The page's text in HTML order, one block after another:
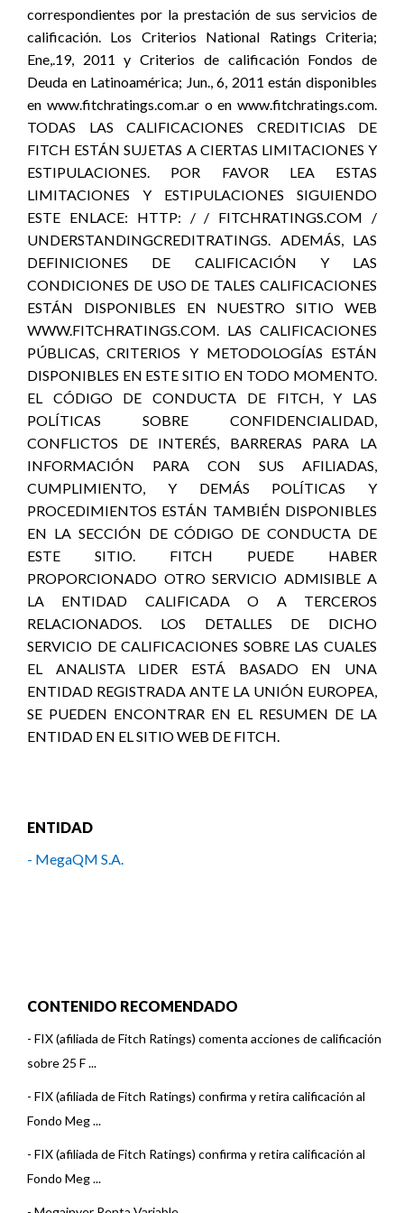
correspondientes por la prestación de sus servicios de
calificación. Los Criterios National Ratings Criteria;
Ene,.19, 2011 y Criterios de calificación Fondos de
Deuda en Latinoamérica; Jun., 6, 2011 están disponibles
en www.fitchratings.com.ar o en www.fitchratings.com.
TODAS LAS CALIFICACIONES CREDITICIAS DE
FITCH ESTÁN SUJETAS A CIERTAS LIMITACIONES Y
ESTIPULACIONES. POR FAVOR LEA ESTAS
LIMITACIONES Y ESTIPULACIONES SIGUIENDO
ESTE ENLACE: HTTP: / / FITCHRATINGS.COM /
UNDERSTANDINGCREDITRATINGS. ADEMÁS, LAS
DEFINICIONES DE CALIFICACIÓN Y LAS
CONDICIONES DE USO DE TALES CALIFICACIONES
ESTÁN DISPONIBLES EN NUESTRO SITIO WEB
WWW.FITCHRATINGS.COM. LAS CALIFICACIONES
PÚBLICAS, CRITERIOS Y METODOLOGÍAS ESTÁN
DISPONIBLES EN ESTE SITIO EN TODO MOMENTO.
EL CÓDIGO DE CONDUCTA DE FITCH, Y LAS
POLÍTICAS SOBRE CONFIDENCIALIDAD,
CONFLICTOS DE INTERÉS, BARRERAS PARA LA
INFORMACIÓN PARA CON SUS AFILIADAS,
CUMPLIMIENTO, Y DEMÁS POLÍTICAS Y
PROCEDIMIENTOS ESTÁN TAMBIÉN DISPONIBLES
EN LA SECCIÓN DE CÓDIGO DE CONDUCTA DE
ESTE SITIO. FITCH PUEDE HABER
PROPORCIONADO OTRO SERVICIO ADMISIBLE A
LA ENTIDAD CALIFICADA O A TERCEROS
RELACIONADOS. LOS DETALLES DE DICHO
SERVICIO DE CALIFICACIONES SOBRE LAS CUALES
EL ANALISTA LIDER ESTÁ BASADO EN UNA
ENTIDAD REGISTRADA ANTE LA UNIÓN EUROPEA,
SE PUEDEN ENCONTRAR EN EL RESUMEN DE LA
ENTIDAD EN EL SITIO WEB DE FITCH.
ENTIDAD
- MegaQM S.A.
CONTENIDO RECOMENDADO
- FIX (afiliada de Fitch Ratings) comenta acciones de calificación
sobre 25 F ...
- FIX (afiliada de Fitch Ratings) confirma y retira calificación al
Fondo Meg ...
- FIX (afiliada de Fitch Ratings) confirma y retira calificación al
Fondo Meg ...